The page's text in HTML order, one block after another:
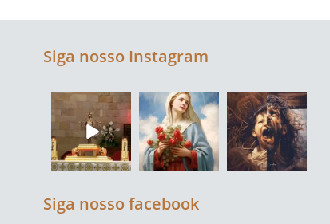
Siga nosso Instagram
Siga nosso facebook